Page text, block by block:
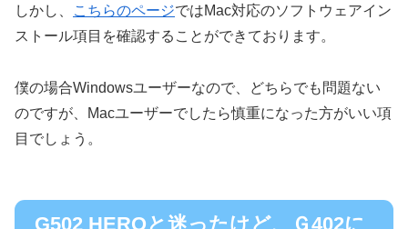
しかし、 こちらのページではMac対応のソフトウェアイン
ストール項目を確認することができております。
僕の場合Windowsユーザーなので、どちらでも問題ない
のですが、Macユーザーでしたら慎重になった方がいい項
目でしょう。
G502 HEROと迷ったけど、Ｇ402に